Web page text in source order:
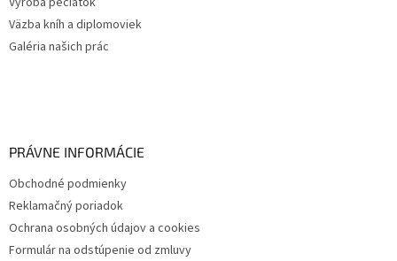
Väzba kníh a diplomoviek
Galéria našich prác
PRÁVNE INFORMÁCIE
Obchodné podmienky
Reklamačný poriadok
Ochrana osobných údajov a cookies
Formulár na odstúpenie od zmluvy